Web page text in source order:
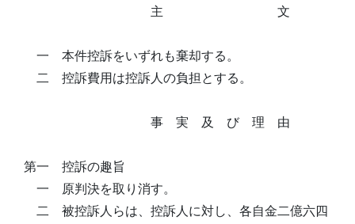
主 文
一 本件控訴をいずれも棄却する。
二 控訴費用は控訴人の負担とする。
事 実 及 び 理 由
第一 控訴の趣旨
一 原判決を取り消す。
二 被控訴人らは、控訴人に対し、各自金二億六四